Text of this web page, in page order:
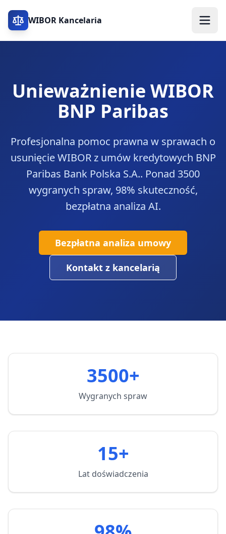
WIBOR Kancelaria
Unieważnienie WIBOR
BNP Paribas
Profesjonalna pomoc prawna w sprawach o
usunięcie WIBOR z umów kredytowych BNP
Paribas Bank Polska S.A.. Ponad 3500
wygranych spraw, 98% skuteczność,
bezpłatna analiza AI.
Bezpłatna analiza umowy
Kontakt z kancelarią
3500+
Wygranych spraw
15+
Lat doświadczenia